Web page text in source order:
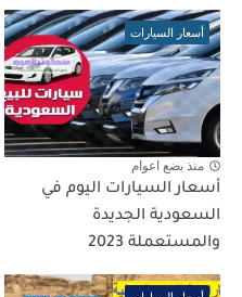
أسعار السيارات
منذ بضع اعوام
أسعار السيارات اليوم في
السعودية الجديدة
والمستعملة 2023